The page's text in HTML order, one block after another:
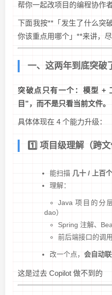
帮你一起改项目的编程协作者
下面我按**「发生了什么
你该重点用哪个」**来讲，尽
一、这两年到底突破
突破点只有一个：模型 +
目”，而不是只看当前文件。
具体体现在 4 个能力升级：
1️⃣ 项目级理解（跨文
能扫描 几十 / 上百
理解：
Java 项目的分
dao）
Spring 注解、
前后端接口的调
改一个点， 会自动
这是过去 Copilot 做不到的